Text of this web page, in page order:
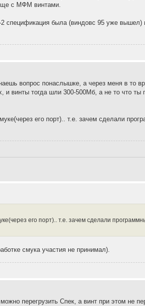
с МФМ винтами.
спецификация была (виндовс 95 уже вышел)
вопрос понаслышке, а через меня в то
и винты тогда шли 300-500Мб, а не то что ты
его порт).. т.е. зачем сделали
его порт).. т.е. зачем сделали
смука участия не принимал).
перегрузить Спек, а винт при этом не